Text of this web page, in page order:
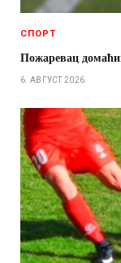
СПОРТ
Пожаревац
6. АВГУСТ 2026.